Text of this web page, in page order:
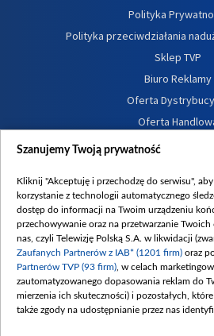
Polityka
Polityka przeciwdziałania
Sklep TVP
Biuro Reklamy
Oferta
Oferta
Dostępność
Procedura zgłoszeń
Szanujemy Twoją prywatność
Kliknij "Akceptuję i przechodzę do serwisu",
korzystanie z technologii automatycznego
dostęp do informacji na Twoim urządzeniu
przechowywanie oraz na przetwarzanie
nas, czyli Telewizję Polską S.A. w likwidacji
Zaufanych Partnerów z IAB* (1201 firm) oraz
Partnerów TVP (93 firm) , w celach
zautomatyzowanego dopasowania reklam do
mierzenia ich skuteczności) i pozostałych,
także zgody na udostępnianie przez nas